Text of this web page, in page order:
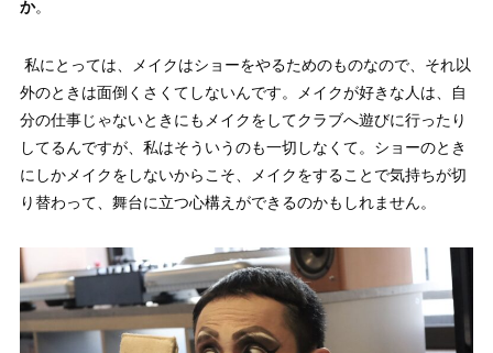
か。
私にとっては、メイクはショーをやるためのものなので、それ以
外のときは面倒くさくてしないんです。メイクが好きな人は、自
分の仕事じゃないときにもメイクをしてクラブへ遊びに行ったり
してるんですが、私はそういうのも一切しなくて。ショーのとき
にしかメイクをしないからこそ、メイクをすることで気持ちが切
り替わって、舞台に立つ心構えができるのかもしれません。